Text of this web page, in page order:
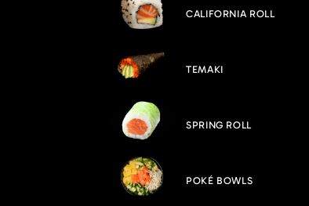
CALIFORNIA ROLL
TEMAKI
SPRING ROLL
POKÉ BOWLS